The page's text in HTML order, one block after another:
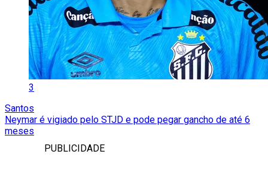
3
Santos
Neymar é vigiado pelo STJD e pode pegar gancho de até 6
meses
PUBLICIDADE